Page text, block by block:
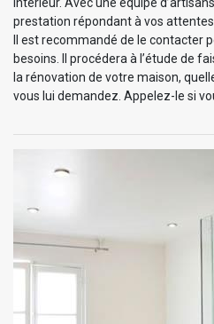
prestation répondant à vos
Il est recommandé de le contacter
besoins. Il procédera à l’étude de
la rénovation de votre maison,
vous lui demandez. Appelez-le si